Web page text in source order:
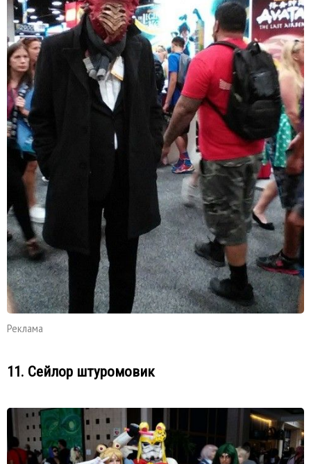
Реклама
11. Сейлор штуромовик